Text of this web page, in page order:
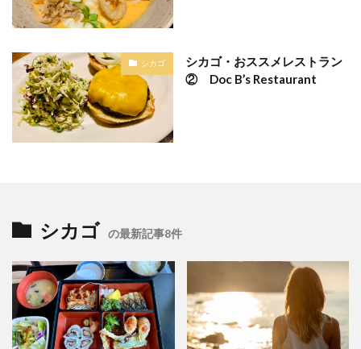
シカゴ
シカゴ・おススメレストラン
② Doc B’s Restaurant
シカゴ の最新記事8件